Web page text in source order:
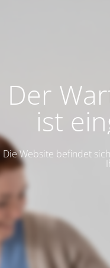
Der
ist
Die Website befindet